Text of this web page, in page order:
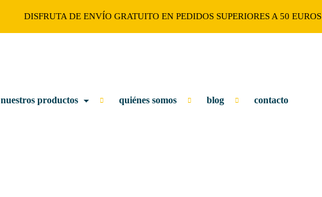
DISFRUTA DE ENVÍO GRATUITO EN PEDIDOS SUPERIORES A 50 EUROS
nuestros productos quiénes somos blog contacto